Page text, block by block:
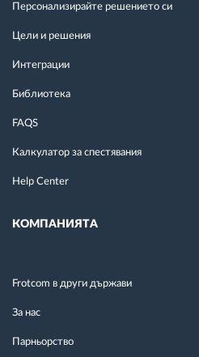
Персонализирайте решението си
Цели и решения
Интеграции
Библиотека
FAQS
Калкулатор за спестявания
Help Center
КОМПАНИЯТА
Frotcom в други държави
За нас
Парньорство